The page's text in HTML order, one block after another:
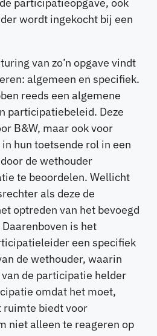
wordt ingekocht bij een
van zo’n opgave vindt
algemeen en specifiek.
reeds een algemene
participatiebeleid. Deze
B&W, maar ook voor
hun toetsende rol in een
de wethouder
te beoordelen. Wellicht
als deze de
optreden van het bevoegd
is het
een specifiek
de wethouder, waarin
de participatie helder
omdat het moet,
ruimte biedt voor
niet alleen te reageren op